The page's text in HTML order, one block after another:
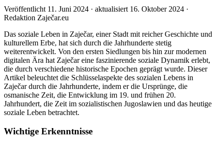
Veröffentlicht 11. Juni 2024 · aktualisiert 16. Oktober 2024 ·
Redaktion Zaječar.eu
Das soziale Leben in Zaječar, einer Stadt mit reicher Geschichte und
kulturellem Erbe, hat sich durch die Jahrhunderte stetig
weiterentwickelt. Von den ersten Siedlungen bis hin zur modernen
digitalen Ära hat Zaječar eine faszinierende soziale Dynamik erlebt,
die durch verschiedene historische Epochen geprägt wurde. Dieser
Artikel beleuchtet die Schlüsselaspekte des sozialen Lebens in
Zaječar durch die Jahrhunderte, indem er die Ursprünge, die
osmanische Zeit, die Entwicklung im 19. und frühen 20.
Jahrhundert, die Zeit im sozialistischen Jugoslawien und das heutige
soziale Leben betrachtet.
Wichtige Erkenntnisse